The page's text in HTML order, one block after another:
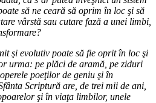
să ne ceară să oprim în loc şi să
vârstă sau cutare fază a unei limbi,
şi evolutiv poate să fie oprit în loc şi
urma: pe plăci de aramă, pe ziduri
poeţilor de geniu şi în
Scriptură are, de trei mii de ani,
şi în viaţa limbilor, unele